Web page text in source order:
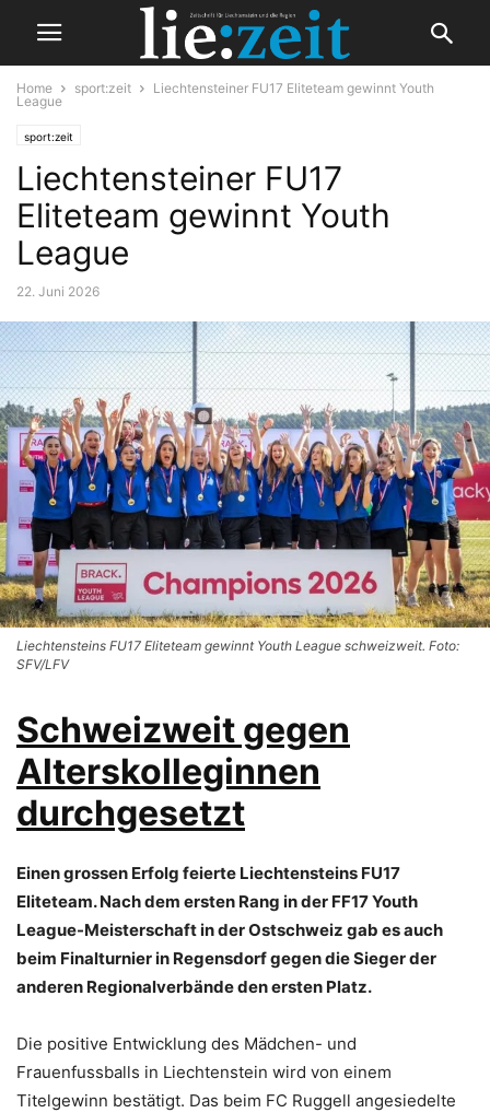
Home sport:zeit
Liechtensteiner FU17 Eliteteam gewinnt Youth
League
sport:zeit
Liechtensteiner FU17
Eliteteam gewinnt Youth
League
22. Juni 2026
Liechtensteins FU17 Eliteteam gewinnt Youth League schweizweit. Foto:
SFV/LFV
Schweizweit gegen
Alterskolleginnen
durchgesetzt
Einen grossen Erfolg feierte Liechtensteins FU17
Eliteteam. Nach dem ersten Rang in der FF17 Youth
League-Meisterschaft in der Ostschweiz gab es auch
beim Finalturnier in Regensdorf gegen die Sieger der
anderen Regionalverbände den ersten Platz.
Die positive Entwicklung des Mädchen- und
Frauenfussballs in Liechtenstein wird von einem
Titelgewinn bestätigt. Das beim FC Ruggell angesiedelte